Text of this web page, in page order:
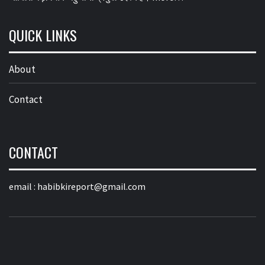
QUICK LINKS
About
Contact
CONTACT
email : habibkireport@gmail.com